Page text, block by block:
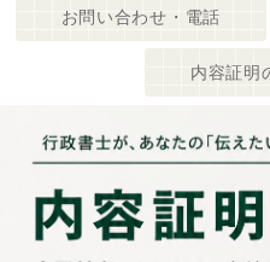
お問い合わせ・電話
内容証明